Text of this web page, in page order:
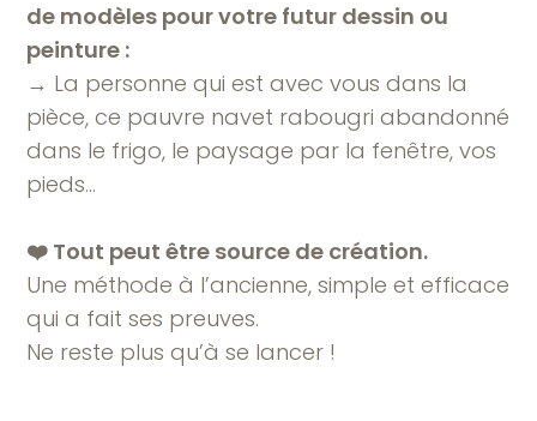
de modèles pour votre futur dessin ou
peinture :
→ La personne qui est avec vous dans la
pièce, ce pauvre navet rabougri abandonné
dans le frigo, le paysage par la fenêtre, vos
pieds…
❤️ Tout peut être source de création.
Une méthode à l’ancienne, simple et efficace
qui a fait ses preuves.
Ne reste plus qu’à se lancer !